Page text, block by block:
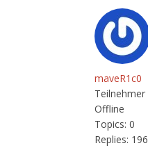
maveR1c0
Teilnehmer
Offline
Topics: 0
Replies: 196